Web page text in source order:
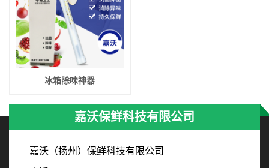
冰箱除味神器
嘉沃保鲜科技有限公司
嘉沃（扬州）保鲜科技有限公司